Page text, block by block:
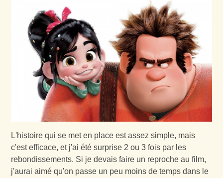
L'histoire qui se met en place est assez simple, mais
c'est efficace, et j'ai été surprise 2 ou 3 fois par les
rebondissements. Si je devais faire un reproche au film,
j'aurai aimé qu'on passe un peu moins de temps dans le